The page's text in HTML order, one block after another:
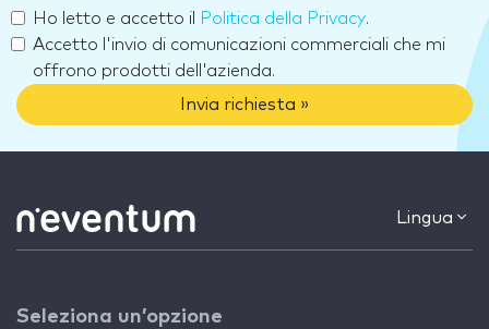
Ho letto e accetto il Politica della Privacy.
Accetto l'invio di comunicazioni commerciali che mi
offrono prodotti dell'azienda.
Invia richiesta »
Lingua
Seleziona un’opzione